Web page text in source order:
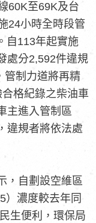
60K至69K及台
24小時全時段管
自113年起實施
處分2,592件違規
管制力道將再精
格紀錄之柴油車
主進入管制區
違規者將依法處
，自劃設空維區
）濃度較去年同
生便利，環保局